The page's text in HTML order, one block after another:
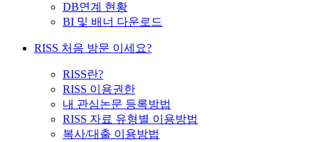
DB연계 현황
BI 및 배너 다운로드
RISS 처음 방문 이세요?
RISS란?
RISS 이용권한
내 관심논문 등록방법
RISS 자료 유형별 이용방법
복사/대출 이용방법